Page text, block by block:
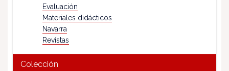
Evaluación
Materiales didácticos
Navarra
Revistas
Colección